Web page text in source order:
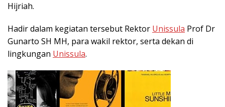
Hijriah.
Hadir dalam kegiatan tersebut Rektor Unissula Prof Dr
Gunarto SH MH, para wakil rektor, serta dekan di
lingkungan Unissula.